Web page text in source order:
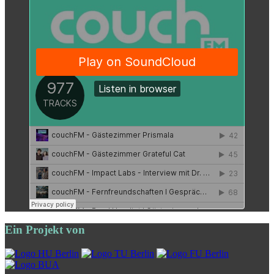
Ein Projekt von